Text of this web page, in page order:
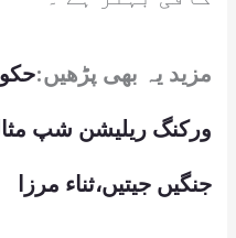
مزید یہ بھی پڑھیں:
ورکنگ ریلیشن شپ
جنگیں جیتیں،ثناء مرزا